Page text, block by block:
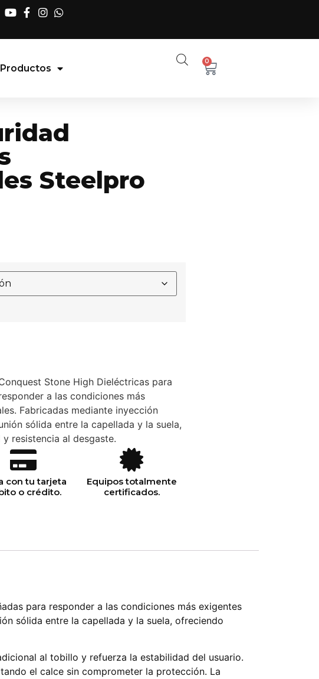
Productos
0
Steelpro
Stone High Dieléctricas para
a las condiciones más
Fabricadas mediante inyección
sólida entre la capellada y la suela,
resistencia al desgaste.
con tu tarjeta
o crédito.
Equipos totalmente
certificados.
para responder a las condiciones más exigentes
sólida entre la capellada y la suela, ofreciendo
al tobillo y refuerza la estabilidad del usuario.
el calce sin comprometer la protección. La